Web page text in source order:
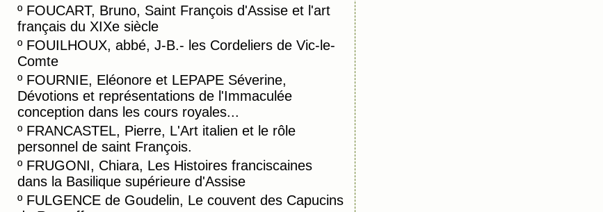
º FOUCART, Bruno, Saint François d'Assise et l'art
français du XIXe siècle
º FOUILHOUX, abbé, J-B.- les Cordeliers de Vic-le-
Comte
º FOURNIE, Eléonore et LEPAPE Séverine,
Dévotions et représentations de l'Immaculée
conception dans les cours royales...
º FRANCASTEL, Pierre, L'Art italien et le rôle
personnel de saint François.
º FRUGONI, Chiara, Les Histoires franciscaines
dans la Basilique supérieure d'Assise
º FULGENCE de Goudelin, Le couvent des Capucins